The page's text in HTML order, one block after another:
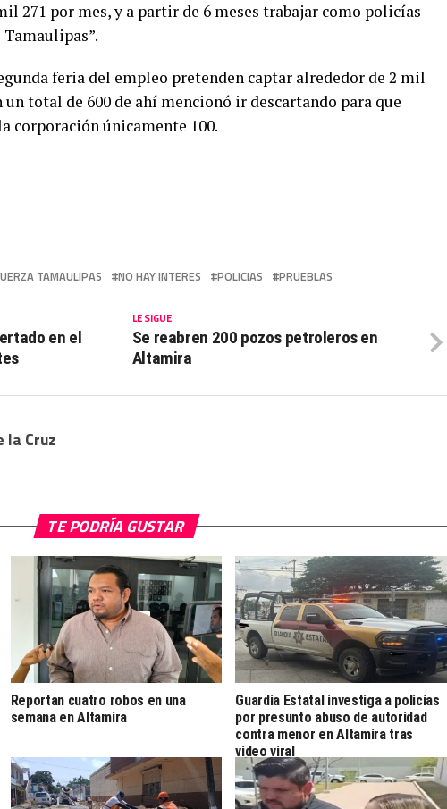
271 por mes, y a partir de 6 meses trabajar como policías
feria del empleo pretenden captar alrededor de 2 mil
total de 600 de ahí mencionó ir descartando para que
corporación únicamente 100.
TAMAULIPAS NO HAY INTERES POLICIAS PRUEBLAS
LE SIGUE
Se reabren 200 pozos petroleros en
Altamira
en el
la Cruz
TE PODRÍA GUSTAR
Reportan cuatro robos en una
semana en Altamira
Guardia Estatal investiga a policías
por presunto abuso de autoridad
contra menor en Altamira tras
video viral